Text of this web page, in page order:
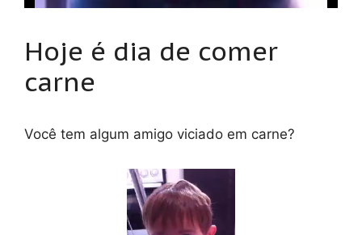
Hoje é dia de comer
carne
Você tem algum amigo viciado em carne?